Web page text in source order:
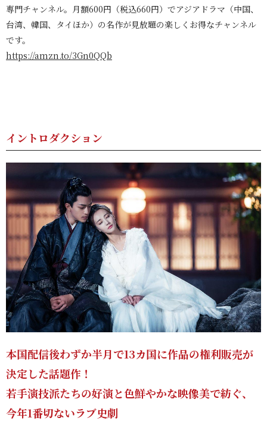
専門チャンネル。 月額600円（税込660円）でアジアドラマ（中国、
台湾、韓国、タイほか）の名作が見放題の楽しくお得なチャンネル
です。
https://amzn.to/3Gn0QQb
イントロダクション
本国配信後わずか半月で13カ国に作品の権利販売が
決定した話題作！
若手演技派たちの好演と色鮮やかな映像美で紡ぐ、
今年1番切ないラブ史劇